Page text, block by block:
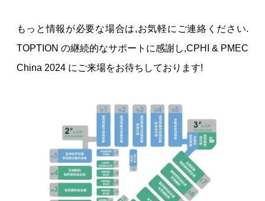
もっと情報が必要な場合は,お気軽にご連絡ください.
TOPTION の継続的なサポートに感謝し,CPHI & PMEC
China 2024 にご来場をお待ちしております!